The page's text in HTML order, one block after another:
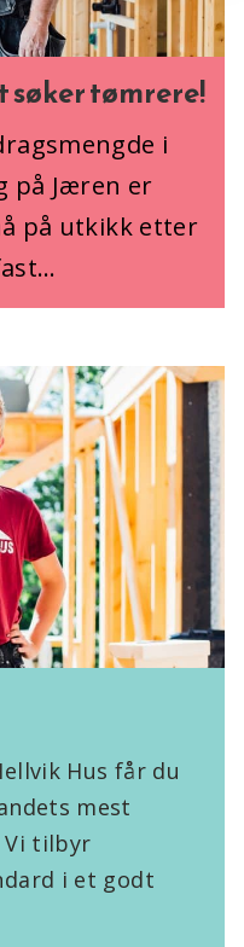
søker tømrere!
i
på Jæren er
på utkikk etter
Hus får du
mest
Vi tilbyr
i et godt